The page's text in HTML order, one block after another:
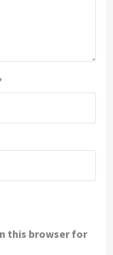
this browser for